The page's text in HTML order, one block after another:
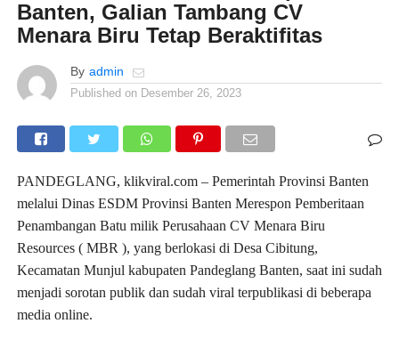
Banten, Galian Tambang CV
Menara Biru Tetap Beraktifitas
By admin
Published on Desember 26, 2023
PANDEGLANG, klikviral.com – Pemerintah Provinsi Banten
melalui Dinas ESDM Provinsi Banten Merespon Pemberitaan
Penambangan Batu milik Perusahaan CV Menara Biru
Resources ( MBR ), yang berlokasi di Desa Cibitung,
Kecamatan Munjul kabupaten Pandeglang Banten, saat ini sudah
menjadi sorotan publik dan sudah viral terpublikasi di beberapa
media online.